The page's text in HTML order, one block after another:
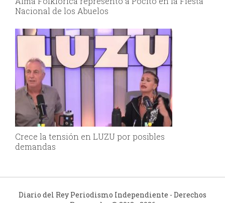
Nacional de los Abuelos
Crece la tensión en LUZU por posibles
demandas
Diario del Rey Periodismo Independiente - Derechos